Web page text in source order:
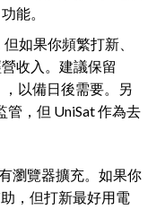
能。
如果你頻繁打新、
收入。建議保留
，以備日後需要。另
，但 UniSat 作為去
瀏覽器擴充。如果你
，但打新最好用電